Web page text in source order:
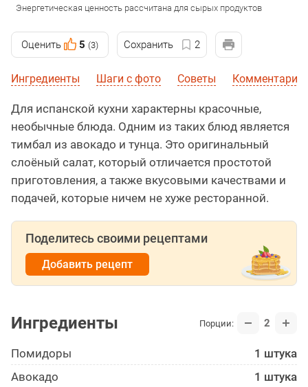
Энергетическая ценность рассчитана для сырых продуктов
Оценить 5 (3) Сохранить 2
Ингредиенты Шаги с фото Советы Комментарии
Для испанской кухни характерны красочные,
необычные блюда. Одним из таких блюд является
тимбал из авокадо и тунца. Это оригинальный
слоёный салат, который отличается простотой
приготовления, а также вкусовыми качествами и
подачей, которые ничем не хуже ресторанной.
Поделитесь своими рецептами
Добавить рецепт
Ингредиенты Порции: 2
Помидоры
1 штука
Авокадо
1 штука